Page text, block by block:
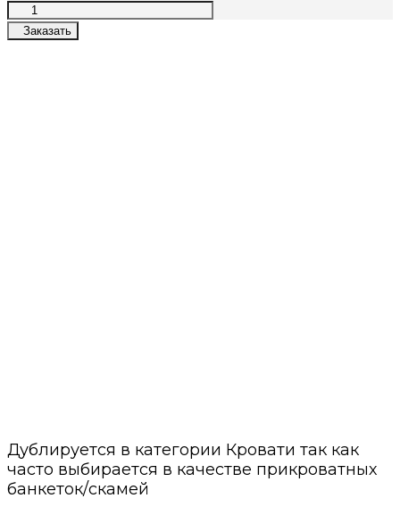
Заказать
Дублируется в категории Кровати так как
часто выбирается в качестве прикроватных
банкеток/скамей